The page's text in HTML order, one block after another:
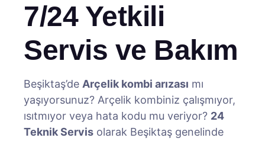
7/24 Yetkili
Servis ve Bakım
Beşiktaş’de Arçelik kombi arızası mı
yaşıyorsunuz? Arçelik kombiniz çalışmıyor,
ısıtmıyor veya hata kodu mu veriyor? 24
Teknik Servis olarak Beşiktaş genelinde